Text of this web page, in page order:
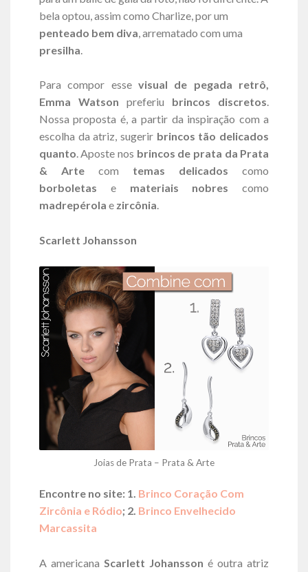
bela optou, assim como Charlize, por um
penteado bem diva , arrematado com uma
presilha
Para compor essevisual de pegada retrô,
Emma Watson preferiu brincos discretos.
Nossa proposta é, a partir da inspiração com a
escolha da atriz, sugerir brincos tão delicados
quanto. Aposte nos brincos de prata da Prata
& Artecom temas delicados como
borboletas emateriais nobres como
madrepérola e zircônia.
Scarlett Johansson
Joias de Prata – Prata & Arte
Encontre no site: 1. Brinco Coração Com
Zircônia e Ródio; 2. Brinco Envelhecido
Marcassita
A americana Scarlett Johansson é outra atriz